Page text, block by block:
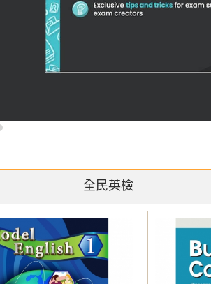
全民英檢